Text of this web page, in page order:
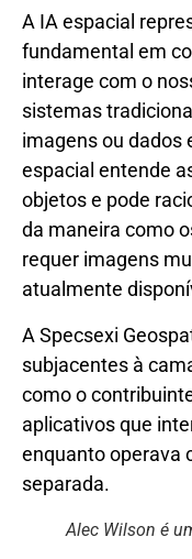
A IA espacial
fundamental em
interage com o
sistemas
imagens ou dados
espacial entende
objetos e pode
da maneira como
requer imagens
atualmente
A Specsexi
subjacentes à
como o
aplicativos que
enquanto operava
separada.
Alec Wilson é